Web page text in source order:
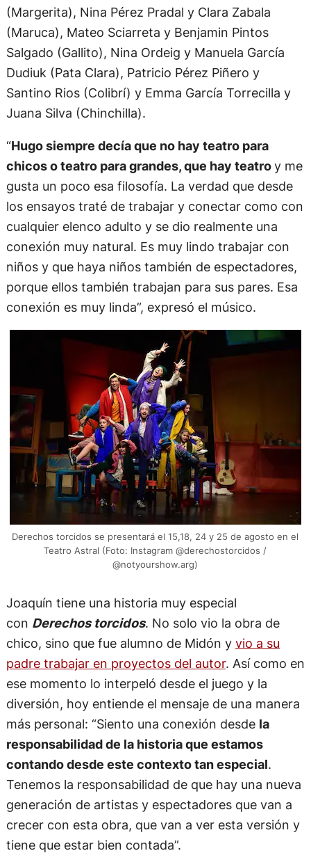
(Margerita), Nina Pérez Pradal y Clara Zabala
(Maruca), Mateo Sciarreta y Benjamin Pintos
Salgado (Gallito), Nina Ordeig y Manuela García
Dudiuk (Pata Clara), Patricio Pérez Piñero y
Santino Rios (Colibrí) y Emma García Torrecilla y
Juana Silva (Chinchilla).
“Hugo siempre decía que no hay teatro para
chicos o teatro para grandes, que hay teatroy me
gusta un poco esa filosofía. La verdad que desde
los ensayos traté de trabajar y conectar como con
cualquier elenco adulto y se dio realmente una
conexión muy natural. Es muy lindo trabajar con
niños y que haya niños también de espectadores,
porque ellos también trabajan para sus pares. Esa
conexión es muy linda”, expresó el músico.
Derechos torcidos se presentará el 15,18, 24 y 25 de agosto en el
Teatro Astral (Foto: Instagram @derechostorcidos /
@notyourshow.arg)
Joaquín tiene una historia muy especial
con Derechos torcidos. No solo vio la obra de
chico, sino que fue alumno de Midón y vio a su
padre trabajar en proyectos del autor. Así como en
ese momento lo interpeló desde el juego y la
diversión, hoy entiende el mensaje de una manera
más personal: “Siento una conexión desde la
responsabilidad de la historia que estamos
contando desde este contexto tan especial.
Tenemos la responsabilidad de que hay una nueva
generación de artistas y espectadores que van a
crecer con esta obra, que van a ver esta versión y
tiene que estar bien contada”.